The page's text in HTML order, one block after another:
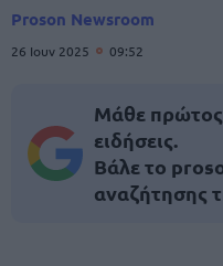
Proson Newsroom
26 Ιουν 2025 09:52
Μάθε πρώτος
ειδήσεις.
Βάλε το
αναζήτησης